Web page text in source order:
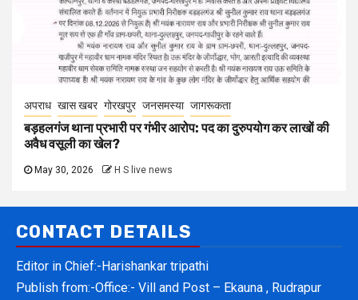
अपराध खास खबर गोरखपुर जनसमस्या जागरूकता
बड़हलगंज थाना प्रभारी पर गंभीर आरोप: पद का दुरुपयोग कर लाखों की
अवैध वसूली का खेल?
May 30, 2026 H S live news
CONTACT DETAILS
Editor in Chief:-Harishankar tripathi
Publish from:-Office:- Vill and Post – Ekauna , Rudrapur